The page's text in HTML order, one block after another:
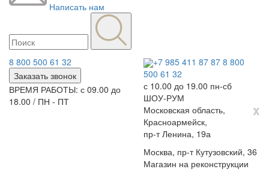
Написать нам
8 800 500 61 32
Заказать звонок
ВРЕМЯ РАБОТЫ: с 09.00 до
18.00 / ПН - ПТ
+7 985 411 87 87 8 800
500 61 32
с 10.00 до 19.00 пн-сб
ШОУ-РУМ
x
Московская область,
Красноармейск,
пр-т Ленина, 19а
Москва, пр-т Кутузовский, 36
Магазин на реконструкции